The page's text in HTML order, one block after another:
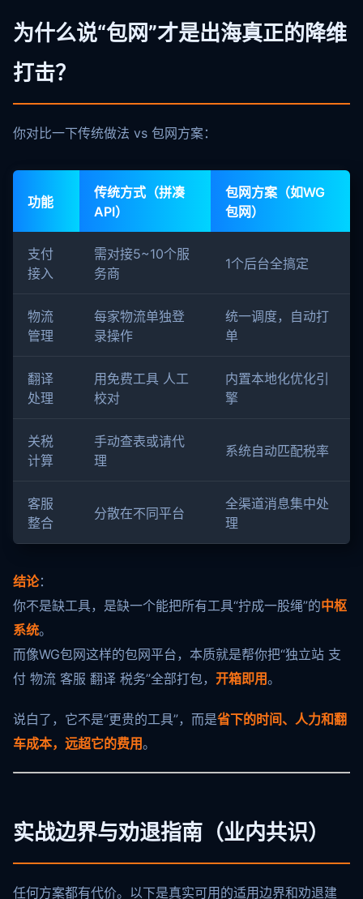
为什么说“包网”才是出海真正的降维
打击？
你对比一下传统做法 vs 包网方案：
功能
传统方式（拼凑
API）
包网方案（如WG
包网）
支付
接入
需对接5~10个服
务商
1个后台全搞定
物流
管理
每家物流单独登
录操作
统一调度，自动打
单
翻译
处理
用免费工具 人工
校对
内置本地化优化引
擎
关税
计算
手动查表或请代
理
系统自动匹配税率
客服
整合
分散在不同平台
全渠道消息集中处
理
结论：
你不是缺工具，是缺一个能把所有工具“拧成一股绳”的中枢
系统。
而像WG包网这样的包网平台，本质就是帮你把“独立站 支
付 物流 客服 翻译 税务”全部打包， 开箱即用。
说白了，它不是“更贵的工具”，而是省下的时间、人力和翻
车成本，远超它的费用。
实战边界与劝退指南（业内共识）
任何方案都有代价。以下是真实可用的适用边界和劝退建